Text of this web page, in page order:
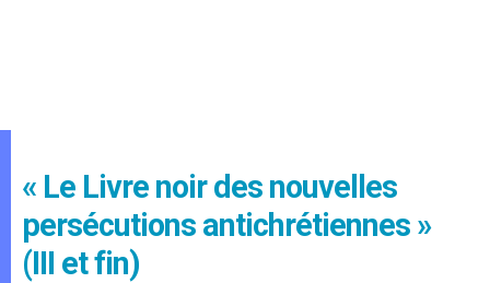
« Le Livre noir des nouvelles
persécutions antichrétiennes »
(III et fin)